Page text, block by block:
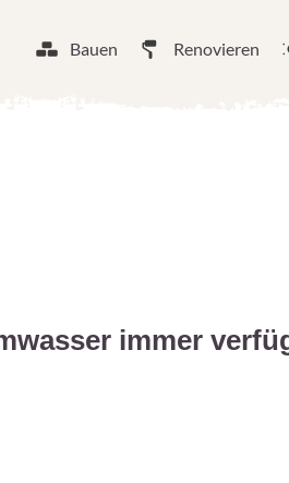
Bauen Renovieren
immer